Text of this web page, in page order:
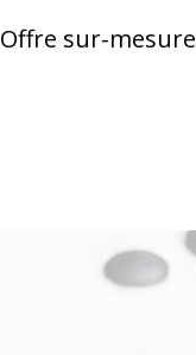
Offre sur-mesure